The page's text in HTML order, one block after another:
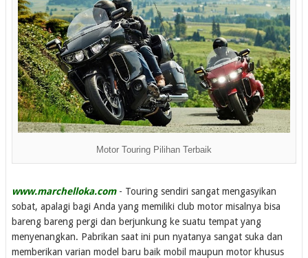
Motor Touring Pilihan Terbaik
www.marchelloka.com- Touring sendiri sangat mengasyikan
sobat, apalagi bagi Anda yang memiliki club motor misalnya bisa
bareng bareng pergi dan berjunkung ke suatu tempat yang
menyenangkan. Pabrikan saat ini pun nyatanya sangat suka dan
memberikan varian model baru baik mobil maupun motor khusus